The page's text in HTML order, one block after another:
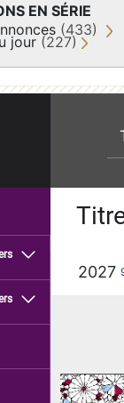
EN SÉRIE
(433)
jour (227)
2027